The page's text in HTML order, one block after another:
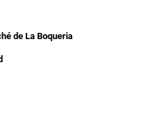
de La Boqueria